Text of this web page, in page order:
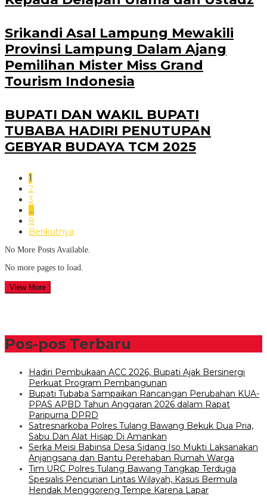
Srikandi Asal Lampung Mewakili
Provinsi Lampung Dalam Ajang
Pemilihan Mister Miss Grand
Tourism Indonesia
BUPATI DAN WAKIL BUPATI
TUBABA HADIRI PENUTUPAN
GEBYAR BUDAYA TCM 2025
1
2
3
…
8
Berikutnya
No More Posts Available.
No more pages to load.
View More
Pos-pos Terbaru
Hadiri Pembukaan ACC 2026, Bupati Ajak Bersinergi
Perkuat Program Pembangunan
Bupati Tubaba Sampaikan Rancangan Perubahan KUA-
PPAS APBD Tahun Anggaran 2026 dalam Rapat
Paripurna DPRD
Satresnarkoba Polres Tulang Bawang Bekuk Dua Pria,
Sabu Dan Alat Hisap Di Amankan
Serka Meisi Babinsa Desa Sidang Iso Mukti Laksanakan
Anjangsana dan Bantu Perehaban Rumah Warga
Tim URC Polres Tulang Bawang Tangkap Terduga
Spesialis Pencurian Lintas Wilayah, Kasus Bermula
Hendak Menggoreng Tempe Karena Lapar